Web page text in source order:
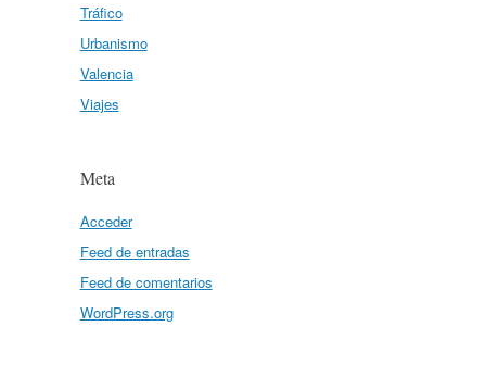
Tráfico
Urbanismo
Valencia
Viajes
Meta
Acceder
Feed de entradas
Feed de comentarios
WordPress.org